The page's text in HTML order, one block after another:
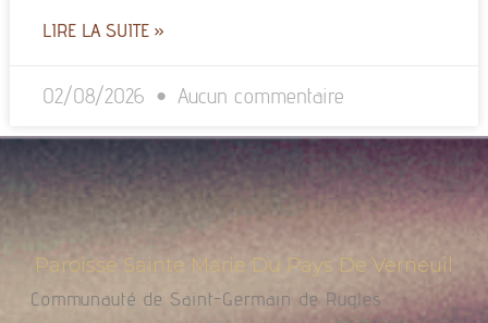
LIRE LA SUITE »
02/08/2026 Aucun commentaire
Paroisse Sainte Marie Du Pays De Verneuil
Communauté de Saint-Germain de Rugles